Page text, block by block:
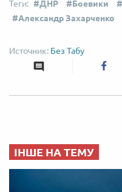
ДНР Боевики
Александр Захарченко
Без Табу
ІНШЕ НА ТЕМУ